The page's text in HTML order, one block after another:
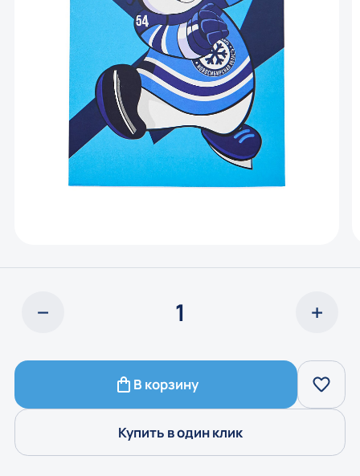
В корзину
Купить в один клик